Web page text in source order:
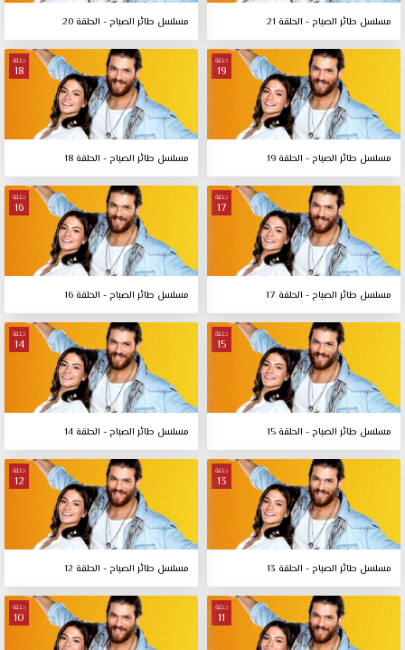
مسلسل طائر الصباح - الحلقة 21 مسلسل طائر الصباح - الحلقة 20
حلقة
19
مسلسل طائر الصباح - الحلقة 19
حلقة
18
مسلسل طائر الصباح - الحلقة 18
حلقة
17
مسلسل طائر الصباح - الحلقة 17
حلقة
16
مسلسل طائر الصباح - الحلقة 16
حلقة
15
مسلسل طائر الصباح - الحلقة 15
حلقة
14
مسلسل طائر الصباح - الحلقة 14
حلقة
13
مسلسل طائر الصباح - الحلقة 13
حلقة
12
مسلسل طائر الصباح - الحلقة 12
حلقة
11
حلقة
10